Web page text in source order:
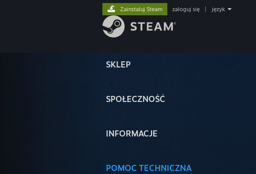
SKLEP
SPOŁECZNOŚĆ
INFORMACJE
POMOC TECHNICZNA
Zainstaluj Steam zaloguj się język